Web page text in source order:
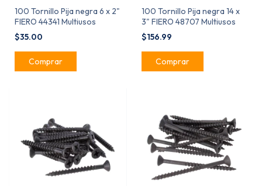
100 Tornillo Pija negra 6 x 2"
FIERO 44341 Multiusos
$35.00
100 Tornillo Pija negra 14 x
3" FIERO 48707 Multiusos
$156.99